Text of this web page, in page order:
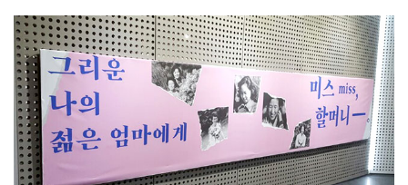
포
털
U
R
L
복
사
공
유
하
기
기
크
게
변
경
하
기
기
작
게
변
경
하
기